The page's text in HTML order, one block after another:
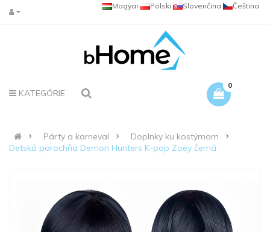
Čeština
Slovenčina
Polski
Magyar
KATEGÓRIE
0
Párty a karneval
Doplnky ku kostýmom
Detská parochňa Demon Hunters K-pop Zoey černá